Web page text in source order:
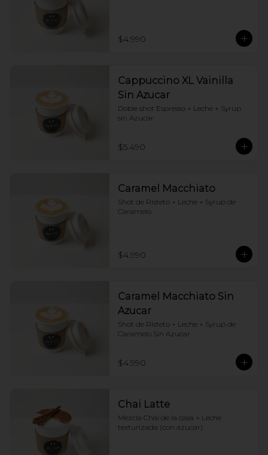
$4.990
Cappuccino XL Vainilla
Sin Azucar
Doble shot Espresso + Leche + Syrup
sin Azucar
$5.490
Caramel Macchiato
Shot de Risteto + Leche + Syrup de
Caramelo
$4.990
Caramel Macchiato Sin
Azucar
Shot de Risteto + Leche + Syrup de
Caramelo Sin Azucar
$4.990
Chai Latte
Mezcla Chai de la casa + Leche
texturizada (con azucar)